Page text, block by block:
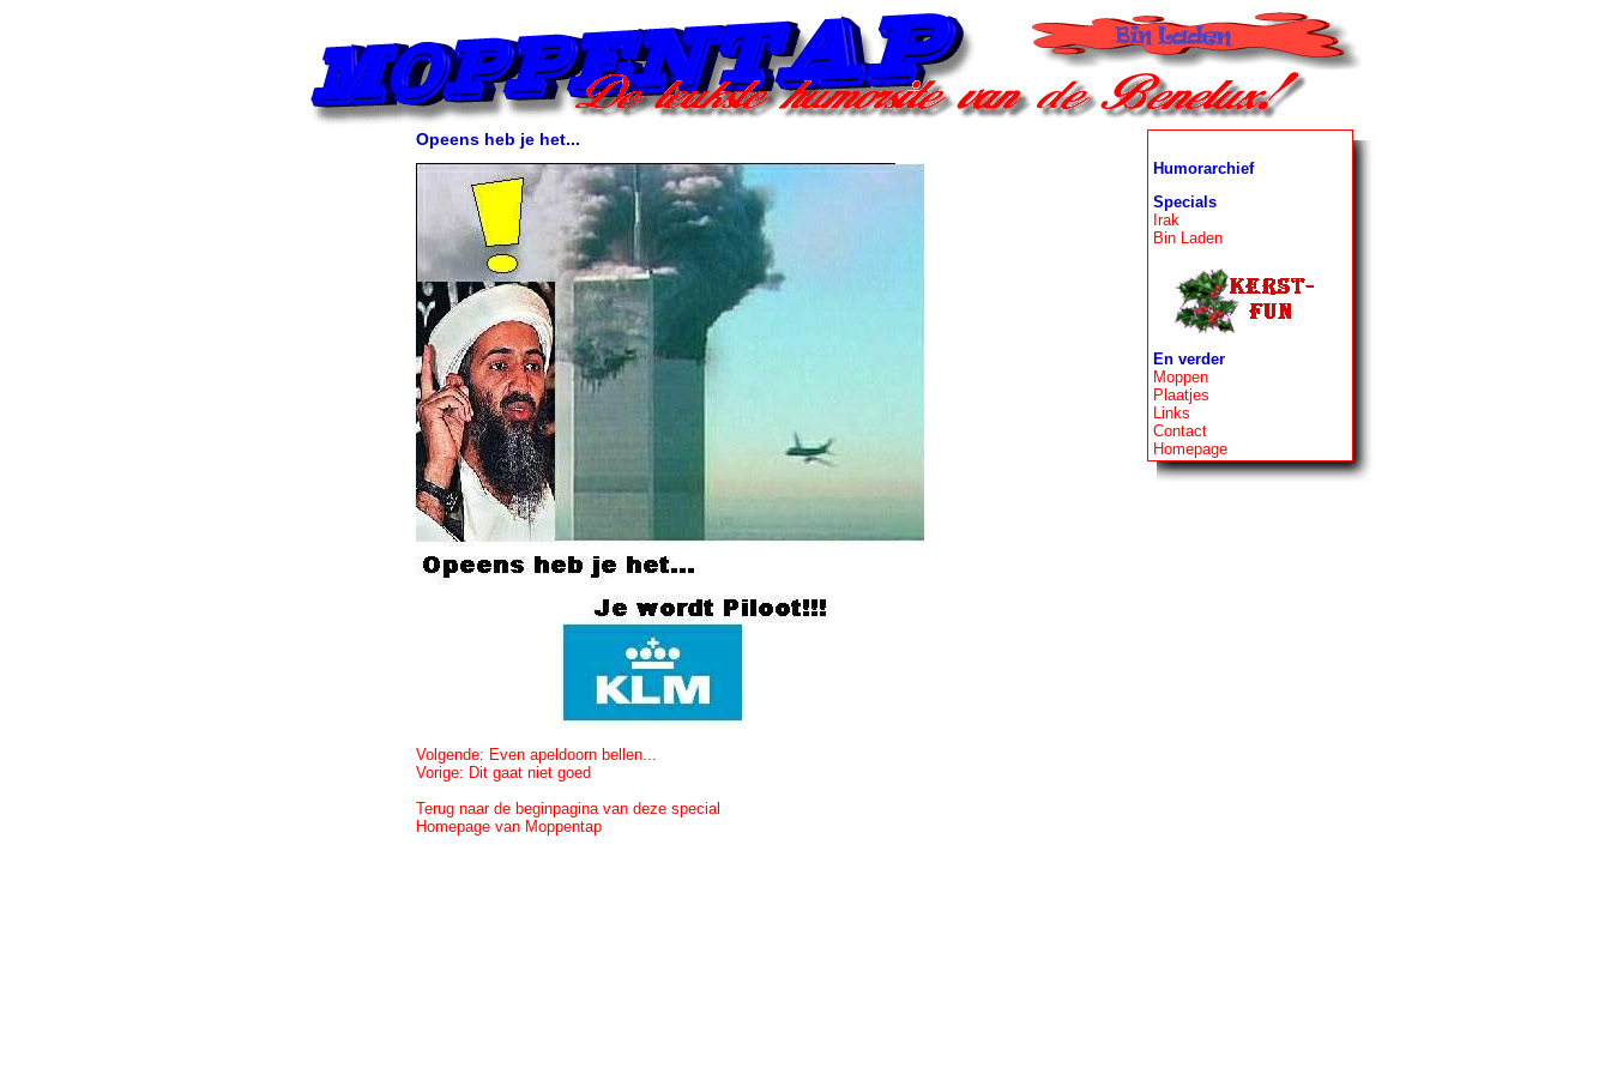
Opeens heb je het...
Volgende: Even apeldoorn bellen...
Vorige: Dit gaat niet goed
Terug naar de beginpagina van deze special
Homepage van Moppentap
Humorarchief
Specials
Irak
Bin Laden
En verder
Moppen
Plaatjes
Links
Contact
Homepage